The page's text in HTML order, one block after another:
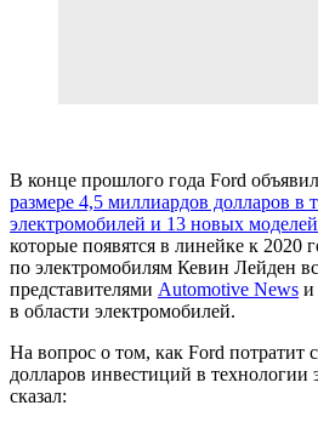
В конце прошлого года Ford объявил
размере 4,5 миллиардов долларов в
электромобилей и 13 новых
которые появятся в линейке к 2020
по электромобилям Кевин Лейден
представителями Automotive News и
в области электромобилей.
На вопрос о том, как Ford потратит
долларов инвестиций в технологии
сказал: